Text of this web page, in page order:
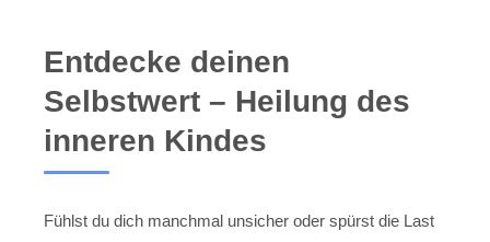
Entdecke deinen
Selbstwert – Heilung des
inneren Kindes
Fühlst du dich manchmal unsicher oder spürst die Last